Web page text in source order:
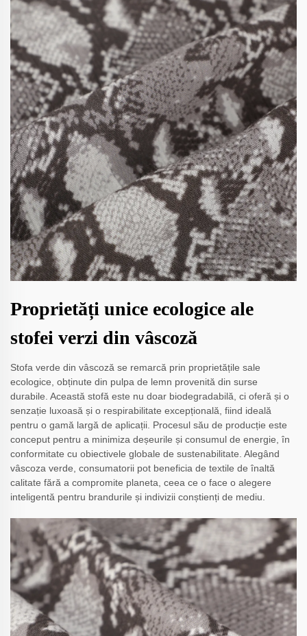
Proprietăți unice ecologice ale
stofei verzi din vâscoză
Stofa verde din vâscoză se remarcă prin proprietățile sale
ecologice, obținute din pulpa de lemn provenită din surse
durabile. Această stofă este nu doar biodegradabilă, ci oferă și o
senzație luxoasă și o respirabilitate excepțională, fiind ideală
pentru o gamă largă de aplicații. Procesul său de producție este
conceput pentru a minimiza deșeurile și consumul de energie, în
conformitate cu obiectivele globale de sustenabilitate. Alegând
vâscoza verde, consumatorii pot beneficia de textile de înaltă
calitate fără a compromite planeta, ceea ce o face o alegere
inteligentă pentru brandurile și indivizii conștienți de mediu.